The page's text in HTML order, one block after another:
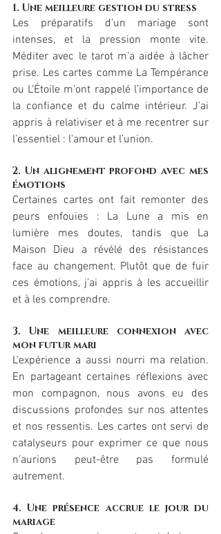
1. Une meilleure gestion du stress
Les préparatifs d’un mariage sont
intenses, et la pression monte vite.
Méditer avec le tarot m’a aidée à lâcher
prise. Les cartes comme La Tempérance
ou L’Étoile m’ont rappelé l’importance de
la confiance et du calme intérieur. J’ai
appris à relativiser et à me recentrer sur
l’essentiel : l’amour et l’union.
2. Un alignement profond avec mes
émotions
Certaines cartes ont fait remonter des
peurs enfouies : La Lune a mis en
lumière mes doutes, tandis que La
Maison Dieu a révélé des résistances
face au changement. Plutôt que de fuir
ces émotions, j’ai appris à les accueillir
et à les comprendre.
3. Une meilleure connexion avec
mon futur mari
L’expérience a aussi nourri ma relation.
En partageant certaines réflexions avec
mon compagnon, nous avons eu des
discussions profondes sur nos attentes
et nos ressentis. Les cartes ont servi de
catalyseurs pour exprimer ce que nous
n’aurions peut-être pas formulé
autrement.
4. Une présence accrue le jour du
mariage